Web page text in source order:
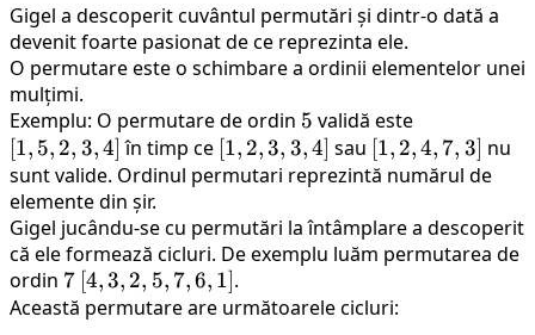
Gigel a descoperit cuvântul permutări și dintr-o dată a
devenit foarte pasionat de ce reprezinta ele.
O permutare este o schimbare a ordinii elementelor unei
mulțimi.
Exemplu: O permutare de ordin 5
5 validă este
[1, 5, 2, 3,4] în timp ce [1,2,3,3,4]
[1, 2,3, 3,4] sau [1,2,4,7,3]
[1, 2,4, 7, 3] nu
sunt valide. Ordinul permutari reprezintă numărul de
elemente din șir.
Gigel jucându-se cu permutări la întâmplare a descoperit
că ele formează cicluri. De exemplu luăm permutarea de
ordin 7
7 [4,3,2,5,7,6,1]
[4,3, 2, 5, 7,6, 1].
Această permutare are următoarele cicluri: